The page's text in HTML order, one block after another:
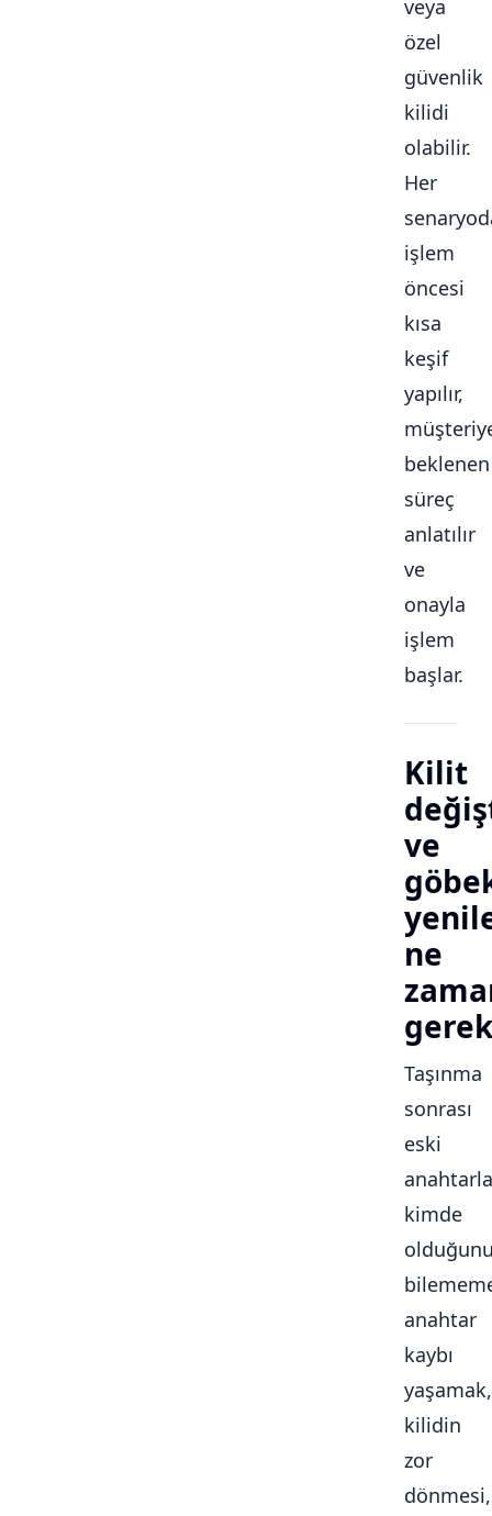
veya
özel
güvenlik
kilidi
olabilir.
Her
işlem
öncesi
kısa
keşif
yapılır,
beklenen
süreç
anlatılır
ve
onayla
işlem
başlar.
Kilit
ve
ne
Taşınma
sonrası
eski
kimde
anahtar
kaybı
yaşamak,
kilidin
zor
dönmesi,